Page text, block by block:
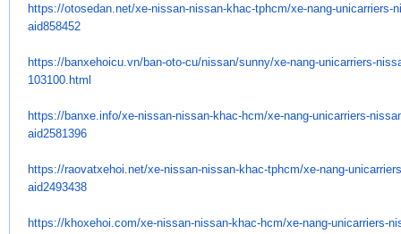
https://otosedan.net/xe-nissan-nissan-khac-tphcm/xe-nang-unicarriers-
aid858452
https://banxehoicu.vn/ban-oto-cu/nissan/sunny/xe-nang-unicarriers-
103100.html
https://banxe.info/xe-nissan-nissan-khac-hcm/xe-nang-unicarriers-
aid2581396
https://raovatxehoi.net/xe-nissan-nissan-khac-tphcm/xe-nang-
aid2493438
https://khoxehoi.com/xe-nissan-nissan-khac-hcm/xe-nang-unicarriers-